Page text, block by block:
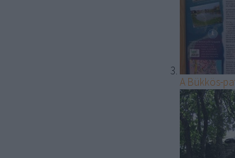
A Bükkös-